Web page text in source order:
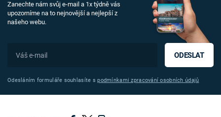
Zanechte nám svůj e-mail a 1x týdně vás
upozorníme na to nejnovější a nejlepší z
našeho webu.
ODESLAT
Odesláním formuláře souhlasíte spodmínkami zpracování osobních údajů